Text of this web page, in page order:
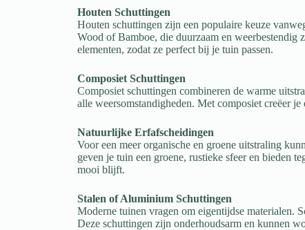
Houten Schuttingen
Houten schuttingen zijn een populaire keuze
Wood of Bamboe, die duurzaam en
elementen, zodat ze perfect bij je tuin passen.
Composiet Schuttingen
Composiet schuttingen combineren de warme
alle weersomstandigheden. Met composiet creëer
Natuurlijke Erfafscheidingen
Voor een meer organische en groene uitstraling
geven je tuin een groene, rustieke sfeer en bieden
mooi blijft.
Stalen of Aluminium Schuttingen
Moderne tuinen vragen om eigentijdse materialen.
Deze schuttingen zijn onderhoudsarm en kunnen